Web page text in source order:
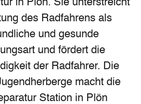
in Plön. Sie unterstreicht
des Radfahrens als
und gesunde
und fördert die
der Radfahrer. Die
macht die
Station in Plön